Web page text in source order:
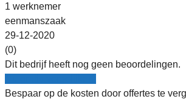
1 werknemer
eenmanszaak
29-12-2020
(0)
Dit bedrijf heeft nog geen beoordelingen.
Bespaar op de kosten door offertes te